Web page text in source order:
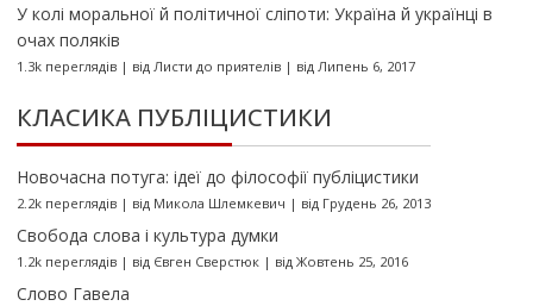
У колі моральної й політичної сліпоти: Україна й українці в
очах поляків
1.3k переглядів| від Листи до приятелів| від Липень 6, 2017
КЛАСИКА ПУБЛІЦИСТИКИ
Новочасна потуга: ідеї до філософії публіцистики
2.2k переглядів| від Микола Шлемкевич | від Грудень 26, 2013
Свобода слова і культура думки
1.2k переглядів| від Євген Сверстюк| від Жовтень 25, 2016
Слово Гавела